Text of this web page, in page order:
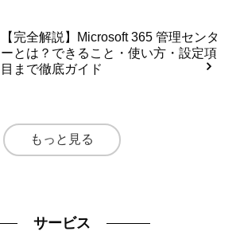
【完全解説】Microsoft 365 管理センタ
ーとは？できること・使い方・設定項
目まで徹底ガイド
もっと見る
サービス